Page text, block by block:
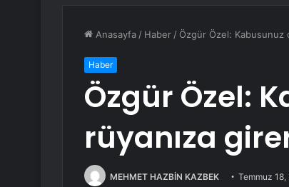
Anasayfa / Haber / Özgür Özel: Kabusunuz
Haber
Özgür Özel:
rüyanıza
MEHMET HAZBİN KAZBEK Temmuz